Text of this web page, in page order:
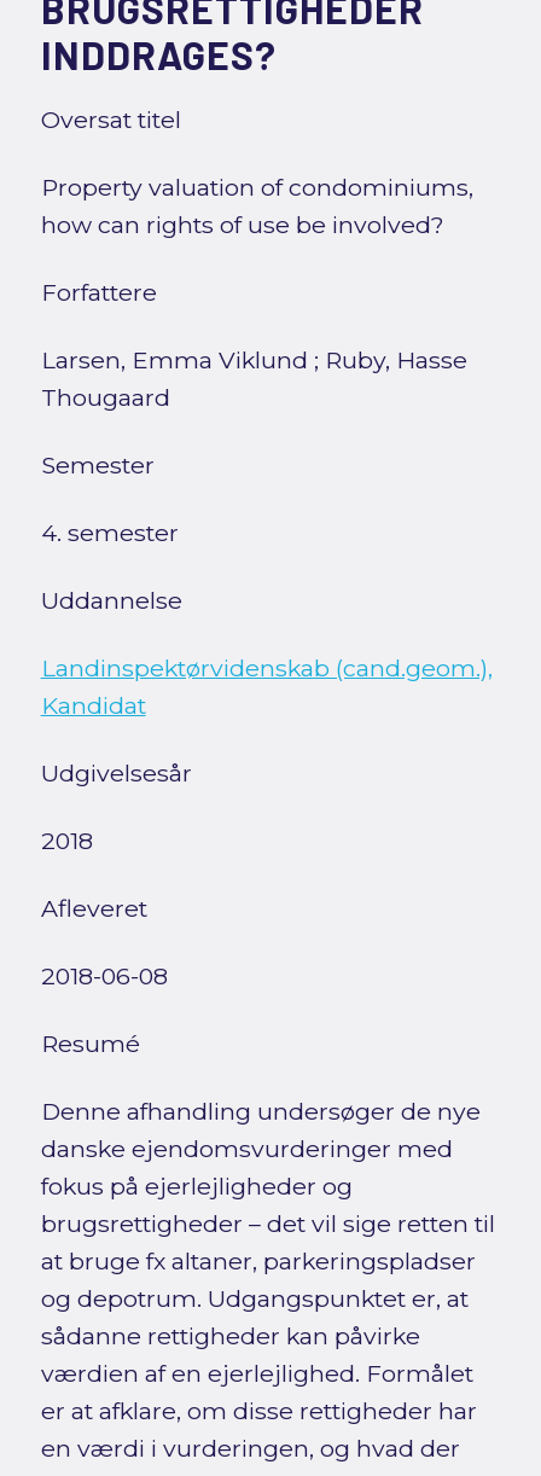
INDDRAGES?
Oversat titel
Property valuation of condominiums,
how can rights of use be involved?
Forfattere
Larsen, Emma Viklund ; Ruby, Hasse
Thougaard
Semester
4. semester
Uddannelse
Landinspektørvidenskab (cand.geom.),
Kandidat
Udgivelsesår
2018
Afleveret
2018-06-08
Resumé
Denne afhandling undersøger de nye
danske ejendomsvurderinger med
fokus på ejerlejligheder og
brugsrettigheder – det vil sige retten til
at bruge fx altaner, parkeringspladser
og depotrum. Udgangspunktet er, at
sådanne rettigheder kan påvirke
værdien af en ejerlejlighed. Formålet
er at afklare, om disse rettigheder har
en værdi i vurderingen, og hvad der